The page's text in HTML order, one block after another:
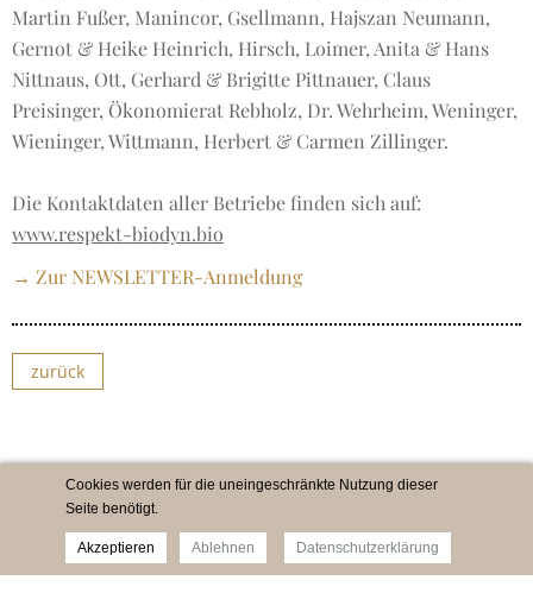
Martin Fußer, Manincor, Gsellmann, Hajszan Neumann,
Gernot & Heike Heinrich, Hirsch, Loimer, Anita & Hans
Nittnaus, Ott, Gerhard & Brigitte Pittnauer, Claus
Preisinger, Ökonomierat Rebholz, Dr. Wehrheim, Weninger,
Wieninger, Wittmann, Herbert & Carmen Zillinger.
Die Kontaktdaten aller Betriebe finden sich auf:
www.respekt-biodyn.bio
→ Zur NEWSLETTER-Anmeldung
zurück
Impressum Newsletter Datenschutz
Cookies werden für die uneingeschränkte Nutzung dieser
Seite benötigt.
Akzeptieren Ablehnen Datenschutzerklärung